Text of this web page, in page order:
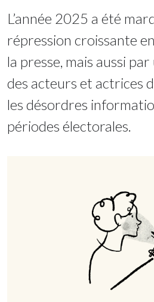
L’année 2025 a été
répression croissante
la presse, mais aussi
des acteurs et actrices
les désordres
périodes électorales.